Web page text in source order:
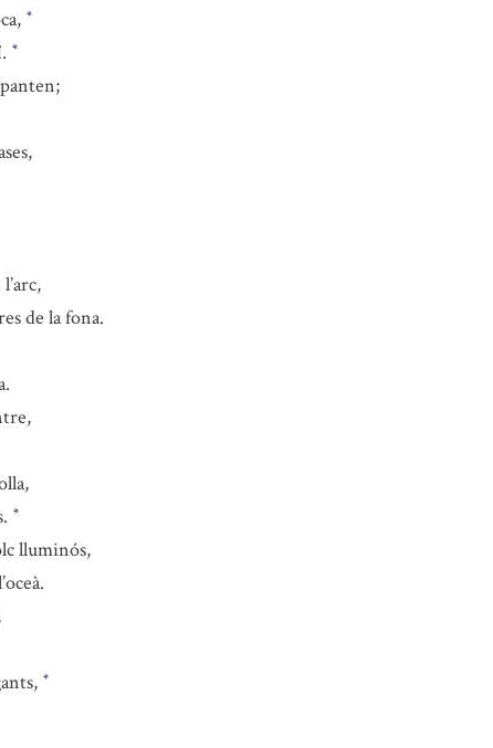
*
*
de la fona.
*
lluminós,
*